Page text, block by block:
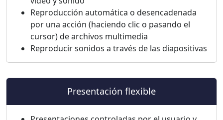
Reproducción automática o desencadenada
por una acción (haciendo clic o pasando el
cursor) de archivos multimedia
Reproducir sonidos a través de las diapositivas
Presentación flexible